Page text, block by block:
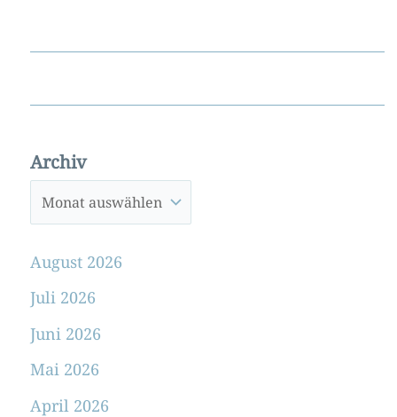
Archiv
August 2026
Juli 2026
Juni 2026
Mai 2026
April 2026